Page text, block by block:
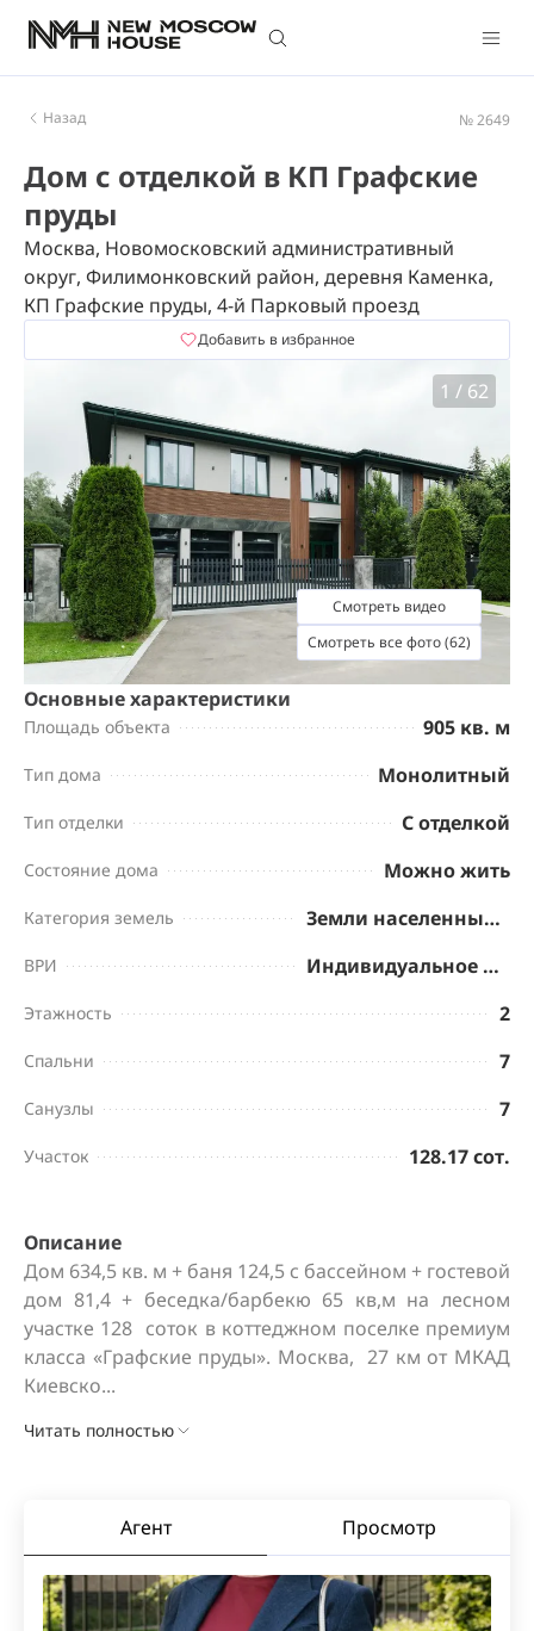
Назад № 2649
Дом с отделкой в КП Графские
пруды
Москва, Новомосковский административный
округ, Филимонковский район, деревня Каменка,
КП Графские пруды, 4-й Парковый проезд
Добавить в избранное
1 / 62
Смотреть видео
Смотреть все фото (62)
Основные характеристики
Площадь объекта 905 кв. м
Тип дома Монолитный
Тип отделки С отделкой
Состояние дома Можно жить
Категория земель Земли населенных пунктов
ВРИ Индивидуальное жилищное строительство
Этажность 2
Спальни 7
Санузлы 7
Участок 128.17 сот.
Описание
Дом 634,5 кв. м + баня 124,5 с бассейном + гостевой
дом 81,4 + беседка/барбекю 65 кв,м на лесном
участке 128  соток в коттеджном поселке премиум
класса «Графские пруды». Москва,  27 км от МКАД
Киевско...
Читать полностью
Агент Просмотр